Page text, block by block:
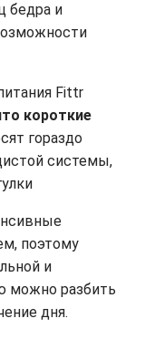
бедра и
Fittr
короткие
гораздо
системы,
поэтому
и
можно разбить
дня.